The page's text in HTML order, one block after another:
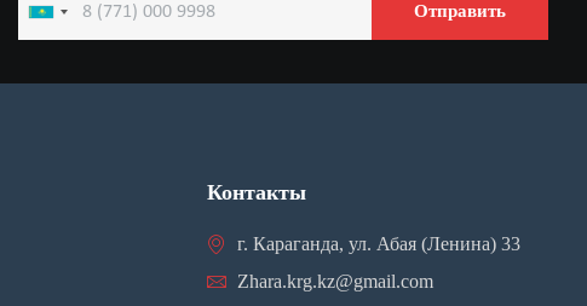
Kazakhstan
Отправить
Контакты
г. Караганда, ул. Абая (Ленина) 33
Zhara.krg.kz@gmail.com